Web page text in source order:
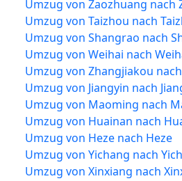
Umzug von Zaozhuang nach
Umzug von Taizhou nach
Umzug von Shangrao nach
Umzug von Weihai nach
Umzug von Zhangjiakou
Umzug von Jiangyin nach
Umzug von Maoming nach
Umzug von Huainan nach
Umzug von Heze nach Heze
Umzug von Yichang nach
Umzug von Xinxiang nach